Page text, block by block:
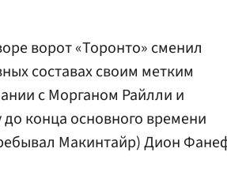
ворот «Торонто» сменил
составах своим метким
с Морганом Райлли и
конца основного времени
Макинтайр) Дион